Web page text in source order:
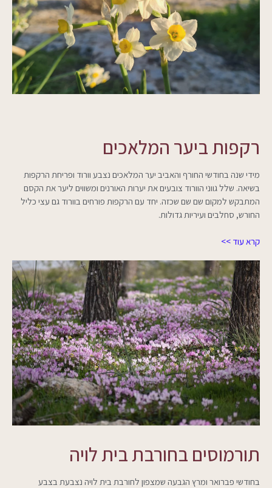
רקפות ביער המלאכים
מידי שנה בחודשי החורף והאביב יער המלאכים נצבע וורוד ופריחת הרקפות
בשיאה. שלל גווני הוורוד צובעים את יערות האורנים ומשווים ליער את הקסם
המתבקש למקום שם שם שכזה. יחד עם הרקפות פורחים בוורוד גם עצי כליל
החורש, סחלבים ועיריות גדולות.
קרא עוד >>
תורמוסים בחורבת בית לויה
בחודשי פברואר ומרץ הגבעה שמצפון לחורבת בית לויה נצבעת בצבע